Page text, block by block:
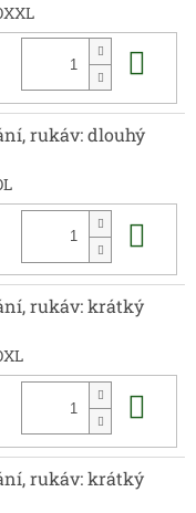
rukáv: dlouhý
rukáv: krátký
rukáv: krátký